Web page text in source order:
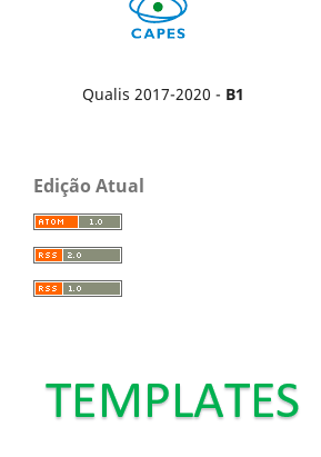
Qualis 2017-2020 - B1
Edição Atual